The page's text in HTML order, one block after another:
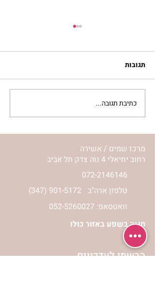
לחיות את המסע שלי | נורית
אילון הירש
תגובות
כתיבת תגובה...
מרכז שמים / אשירה
רחוב יחיאלי 4 נוה צדק תל אביב
072-2146146
(347) 901-5172 טלפון ארה"ב
וואטסאפ: 052-5260027
חניה בשפע באזור כולו
הרשמי לעדכונים